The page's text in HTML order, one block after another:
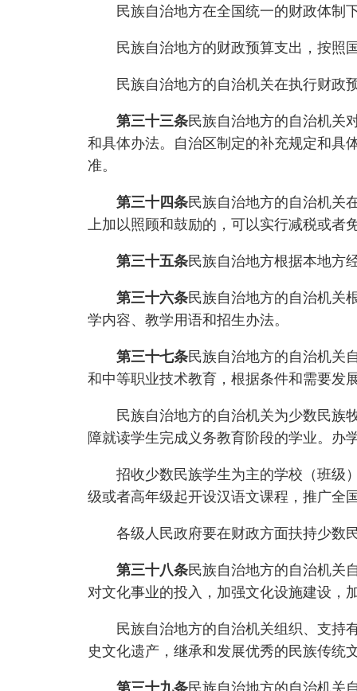
民族自治地方在全国统一的财政体制下
民族自治地方的财政预算支出，按照国
民族自治地方的自治机关在执行财政
第三十三条民族自治地方的自治机关
和具体办法。自治区制定的补充规定和具
准。
第三十四条民族自治地方的自治机关
上加以照顾和鼓励的，可以实行减税或者
第三十五条民族自治地方根据本地方
第三十六条民族自治地方的自治机关
学内容、教学用语和招生办法。
第三十七条民族自治地方的自治机关
和中等职业技术教育，根据条件和需要发
民族自治地方的自治机关为少数民族牧
障就读学生完成义务教育阶段的学业。办
招收少数民族学生为主的学校（班级）
级或者高年级起开设汉语文课程，推广全
各级人民政府要在财政方面扶持少数
第三十八条民族自治地方的自治机关
对文化事业的投入，加强文化设施建设，
民族自治地方的自治机关组织、支持有
史文化遗产，继承和发展优秀的民族传统
第三十九条民族自治地方的自治机